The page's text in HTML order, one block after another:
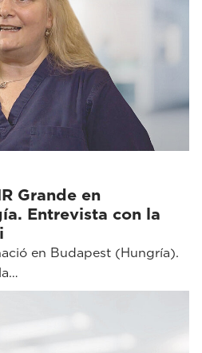
Grande en
Entrevista con la
en Budapest (Hungría).